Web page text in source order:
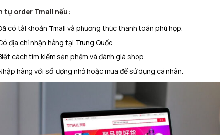
tự order Tmall nếu:
có tài khoản Tmall và phương thức thanh toán phù hợp.
địa chỉ nhận hàng tại Trung Quốc.
cách tìm kiếm sản phẩm và đánh giá shop.
hàng với số lượng nhỏ hoặc mua để sử dụng cá nhân.